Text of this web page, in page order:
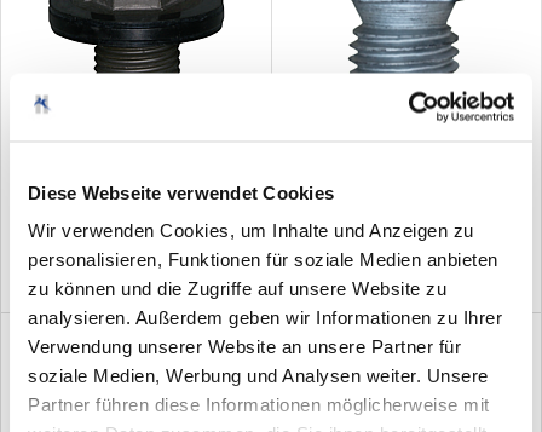
Diese Webseite verwendet Cookies
Wir verwenden Cookies, um Inhalte und Anzeigen zu
personalisieren, Funktionen für soziale Medien anbieten
zu können und die Zugriffe auf unsere Website zu
analysieren. Außerdem geben wir Informationen zu Ihrer
Verwendung unserer Website an unsere Partner für
soziale Medien, Werbung und Analysen weiter. Unsere
Partner führen diese Informationen möglicherweise mit
Mini
M12X1,5X16 VZ